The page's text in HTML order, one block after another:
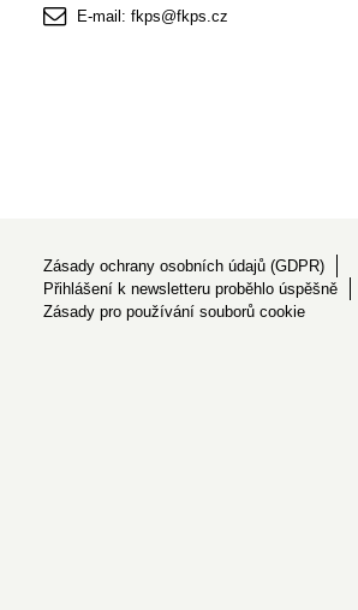
E-mail: fkps@fkps.cz
Zásady ochrany osobních údajů (GDPR)
Přihlášení k newsletteru proběhlo úspěšně
Zásady pro používání souborů cookie